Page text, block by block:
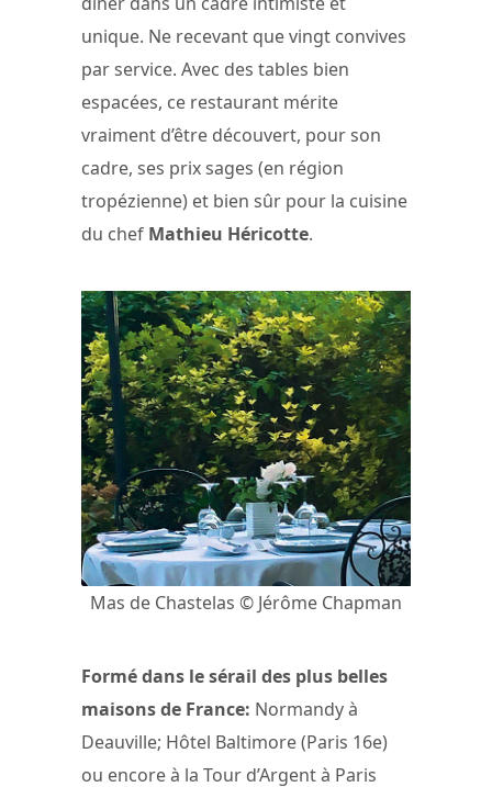
unique. Ne recevant que vingt convives
par service. Avec des tables bien
espacées, ce restaurant mérite
vraiment d’être découvert, pour son
cadre, ses prix sages (en région
tropézienne) et bien sûr pour la cuisine
du chef Mathieu Héricotte.
Mas de Chastelas © Jérôme Chapman
Formé dans le sérail des plus belles
maisons de France: Normandy à
Deauville; Hôtel Baltimore (Paris 16e)
ou encore à la Tour d’Argent à Paris